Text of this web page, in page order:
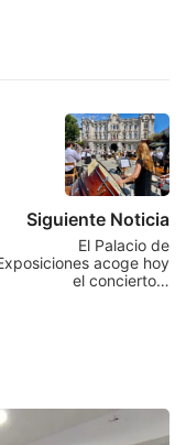
Siguiente Noticia
El Palacio de
acoge hoy
el concierto…